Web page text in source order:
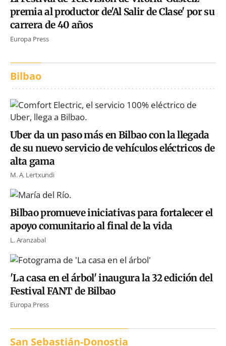
premia al productor de'Al Salir de Clase' por su
carrera de 40 años
Europa Press
Bilbao
Uber da un paso más en Bilbao con la llegada
de su nuevo servicio de vehículos eléctricos de
alta gama
M. A. Lertxundi
Bilbao promueve iniciativas para fortalecer el
apoyo comunitario al final de la vida
L. Aranzabal
'La casa en el árbol' inaugura la 32 edición del
Festival FANT de Bilbao
Europa Press
San Sebastián-Donostia